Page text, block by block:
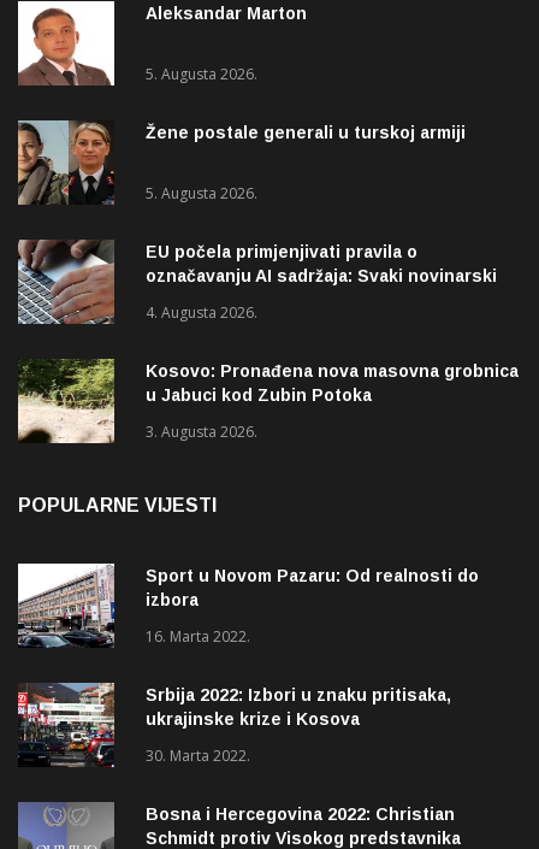
Aleksandar Marton
5. Augusta 2026.
Žene postale generali u turskoj armiji
5. Augusta 2026.
EU počela primjenjivati pravila o
označavanju AI sadržaja: Svaki novinarski
4. Augusta 2026.
Kosovo: Pronađena nova masovna grobnica
u Jabuci kod Zubin Potoka
3. Augusta 2026.
POPULARNE VIJESTI
Sport u Novom Pazaru: Od realnosti do
izbora
16. Marta 2022.
Srbija 2022: Izbori u znaku pritisaka,
ukrajinske krize i Kosova
30. Marta 2022.
Bosna i Hercegovina 2022: Christian
Schmidt protiv Visokog predstavnika